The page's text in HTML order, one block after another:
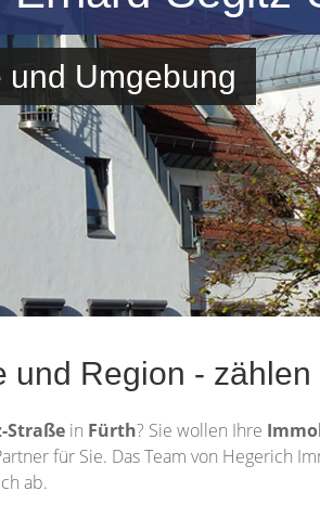
Umgebung
Region - zählen
Straße in Fürth? Sie wollen Ihre
für Sie. Das Team von Hegerich
ab.